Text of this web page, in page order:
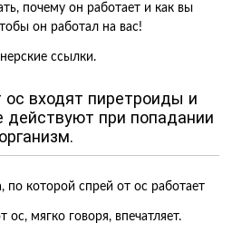
почему он работает и как вы
он работал на вас!
ссылки.
ос входят пиретроиды и
действуют при попадании
мягко говоря, впечатляет.